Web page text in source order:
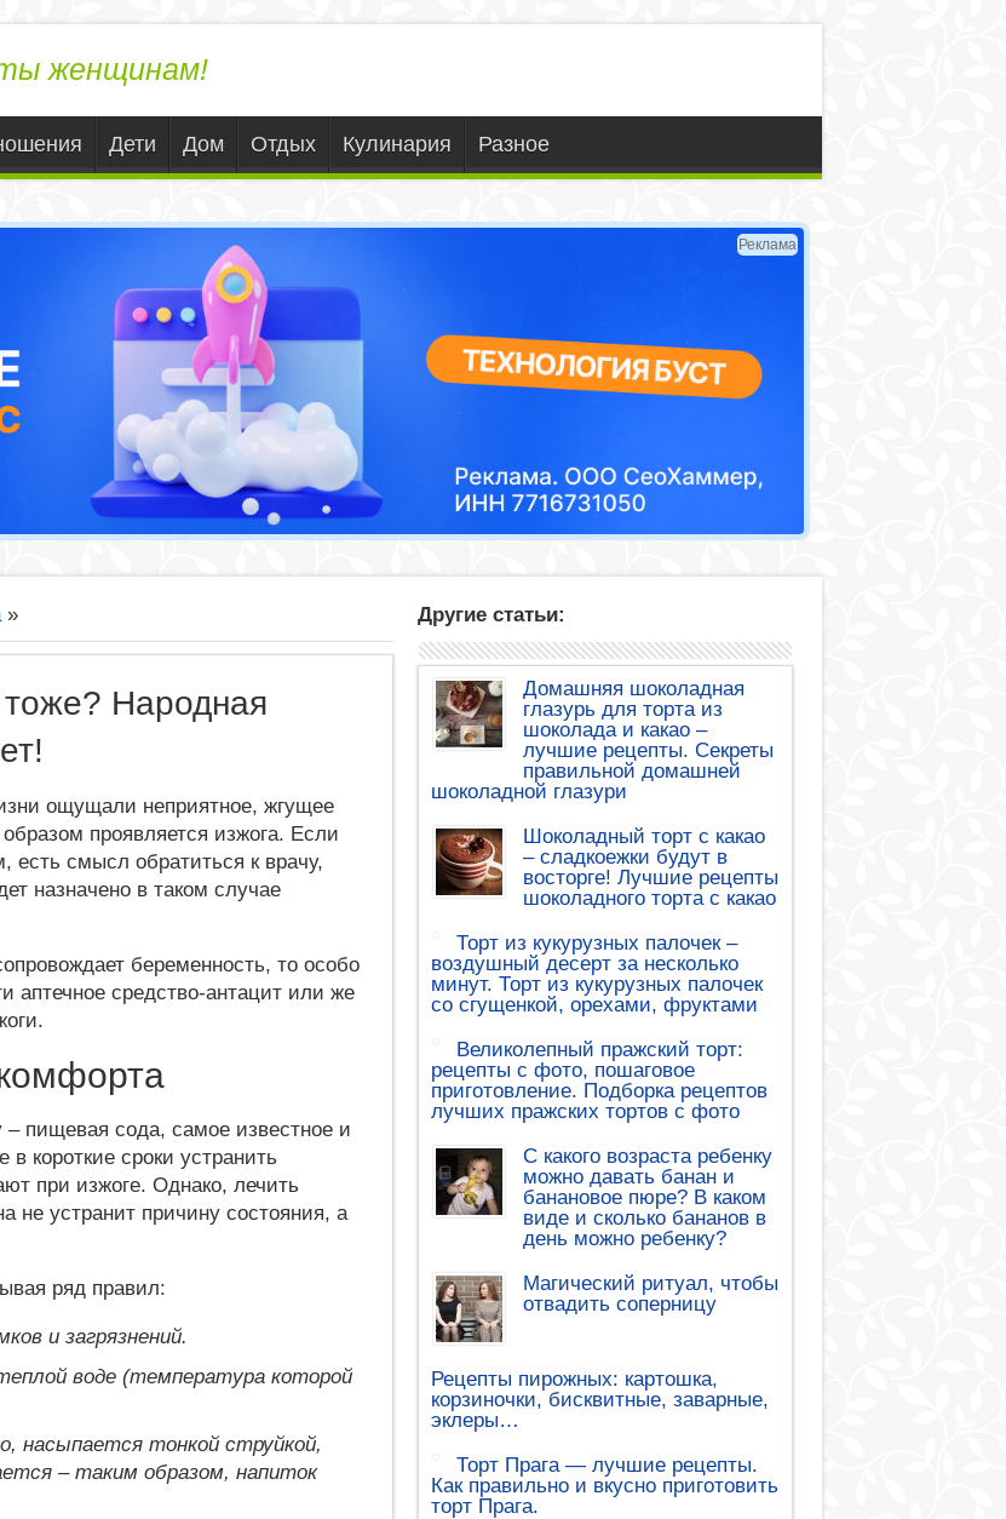
женщинам!
Дети Дом Отдых Кулинария Разное
Реклама
»
тоже? Народная
ощущали неприятное, жгущее
проявляется изжога. Если
есть смысл обратиться к врачу,
назначено в таком случае
беременность, то особо
аптечное средство-антацит или же
– пищевая сода, самое известное и
короткие сроки устранить
при изжоге. Однако, лечить
не устранит причину состояния, а
ряд правил:
и загрязнений.
воде (температура которой
насыпается тонкой струйкой,
– таким образом, напиток
Другие статьи:
Домашняя шоколадная
глазурь для торта из
шоколада и какао –
лучшие рецепты. Секреты
правильной домашней
шоколадной глазури
Шоколадный торт с какао
– сладкоежки будут в
восторге! Лучшие рецепты
шоколадного торта с какао
Торт из кукурузных палочек –
воздушный десерт за несколько
минут. Торт из кукурузных палочек
со сгущенкой, орехами, фруктами
Великолепный пражский торт:
рецепты с фото, пошаговое
приготовление. Подборка рецептов
лучших пражских тортов с фото
С какого возраста ребенку
можно давать банан и
банановое пюре? В каком
виде и сколько бананов в
день можно ребенку?
Магический ритуал, чтобы
отвадить соперницу
Рецепты пирожных: картошка,
корзиночки, бисквитные, заварные,
эклеры…
Торт Прага — лучшие рецепты.
Как правильно и вкусно приготовить
торт Прага.